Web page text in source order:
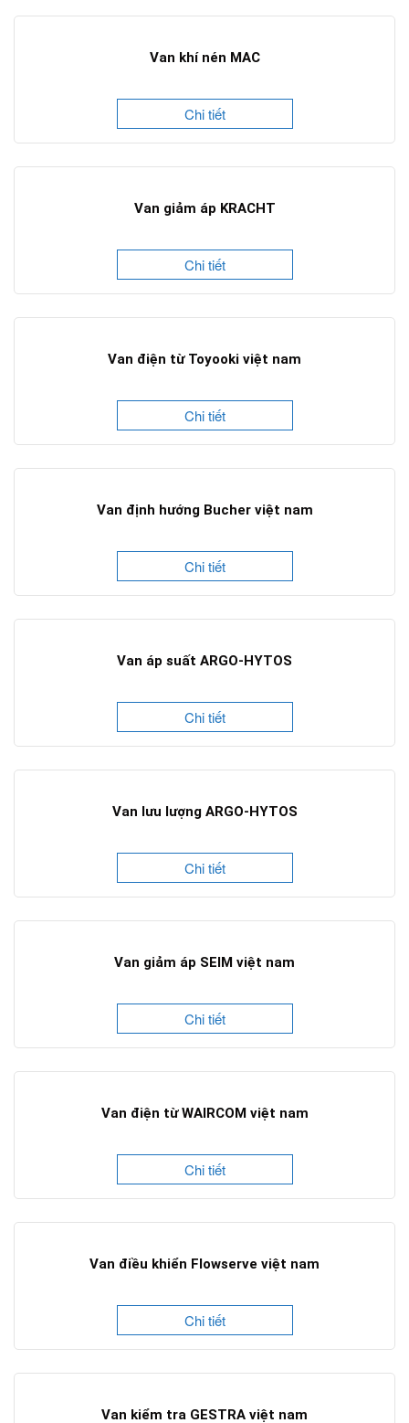
Van khí nén MAC
Chi tiết
Van giảm áp KRACHT
Chi tiết
Van điện từ Toyooki việt nam
Chi tiết
Van định hướng Bucher việt nam
Chi tiết
Van áp suất ARGO-HYTOS
Chi tiết
Van lưu lượng ARGO-HYTOS
Chi tiết
Van giảm áp SEIM việt nam
Chi tiết
Van điện từ WAIRCOM việt nam
Chi tiết
Van điều khiển Flowserve việt nam
Chi tiết
Van kiểm tra GESTRA việt nam